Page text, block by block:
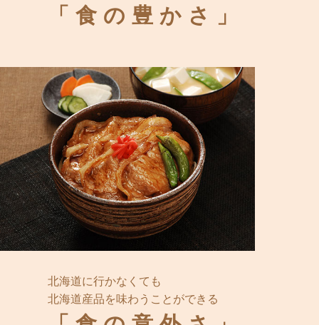
「食の豊かさ」
北海道に行かなくても
北海道産品を味わうことができる